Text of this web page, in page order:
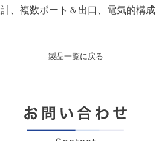
、複数ポート＆出口、電気的構成
製品一覧に戻る